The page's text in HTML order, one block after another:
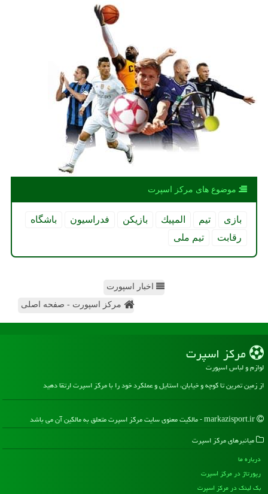
موضوع های مركز اسپرت
بازی تیم المپیك بازیكن فدراسیون
باشگاه
رقابت
تیم ملی
اخبار اسپورت
مرکز اسپورت - صفحه اصلی
مركز اسپرت
لوازم و لباس اسپورت
از زمین تمرین تا کوچه و خیابان، استایل و عملکرد خود را با مرکز اسپرت ارتقا دهید
میانبرهای مركز اسپرت
درباره ما
رپورتاژ در مركز اسپرت
بک لینک در مركز اسپرت